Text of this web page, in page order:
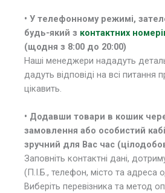
• У телефонному режимі,
будь-який з контактних
(щодня з 8:00 до 20:00)
Наші менеджери нададуть
дадуть відповіді на всі питання
цікавить.
• Додавши товари в кошик
замовлення або особистий
зручний для Вас час
Заповніть контактні дані,
(П.І.Б., телефон, місто та адреса
Виберіть перевізника та метод